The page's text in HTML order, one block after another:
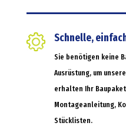
Schnelle,
Sie benötigen keine
Ausrüstung, um
erhalten Ihr
Montageanleitung,
Stücklisten.